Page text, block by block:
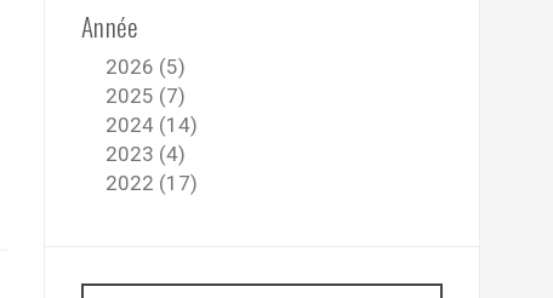
Année
2026 (5)
2025 (7)
2024 (14)
2023 (4)
2022 (17)